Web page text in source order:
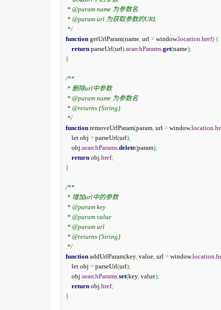
*/
function getUrlParam(name, url = window.location.href) {
return parseUrl(url).searchParams.get(name);
}
/**
*/
function removeUrlParam(param, url = window.location.
    let obj
= parseUrl(url);
    obj.
searchParams.delete(param);
return obj.href;
}
/**
*/
function addUrlParam(key, value, url = window.location.
    let obj
= parseUrl(url);
    obj.
searchParams.set(key, value);
return obj.href;
}